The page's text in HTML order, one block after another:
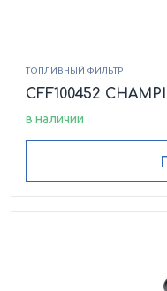
ТОПЛИВНЫЙ ФИЛЬТР
CFF100452
в наличии